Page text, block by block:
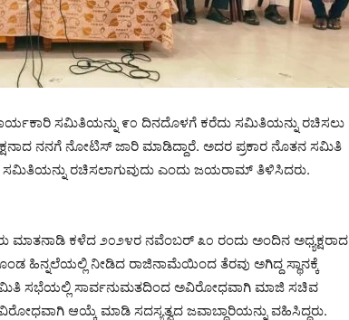
ಸಮಿತಿಯನ್ನು ೯೦ ದಿನದೊಳಗೆ ಕರೆದು ಸಮಿತಿಯನ್ನು ರಚಿಸಲು
ನನಗೆ ನೋಟಿಸ್ ಜಾರಿ ಮಾಡಿದ್ದಾರೆ. ಅದರ ಪ್ರಕಾರ ನೊತನ ಸಮಿತಿ
ರಚಿಸಲಾಗುವುದು ಎಂದು ಜಯರಾಮ್ ತಿಳಿಸಿದರು.
ಮಾತನಾಡಿ ಕಳೆದ ೨೦೨೪ರ ನವೆಂಬರ್ ೩೦ ರಂದು ಅಂದಿನ ಅಧ್ಯಕ್ಷರಾದ
ಹಿನ್ನಲೆಯಲ್ಲಿ ನೀಡಿದ ರಾಜಿನಾಮೆಯಿಂದ ತೆರವು ಅಗಿದ್ದ ಸ್ಥಾನಕ್ಕೆ
ಸಭೆಯಲ್ಲಿ ಸಾರ್ವನುಮತದಿಂದ ಅವಿರೋಧವಾಗಿ ಮಾಜಿ ಸಚಿವ
ಅವಿರೋಧವಾಗಿ ಆಯ್ಕೆ ಮಾಡಿ ಸದಸ್ಯತ್ವದ ಜವಾಬ್ದಾರಿಯನ್ನು ವಹಿಸಿದ್ದರು.